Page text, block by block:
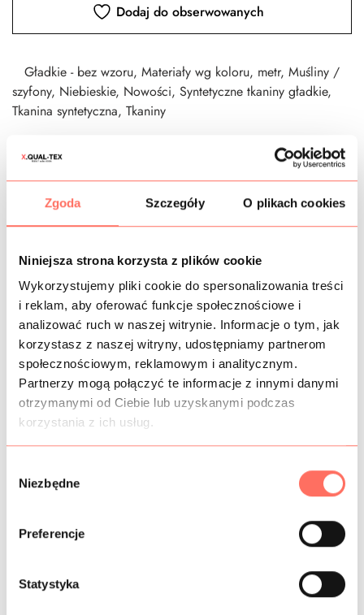
Zgoda Szczegóły O plikach cookies
Niniejsza strona korzysta z plików cookie
Wykorzystujemy pliki cookie do spersonalizowania treści
i reklam, aby oferować funkcje społecznościowe i
analizować ruch w naszej witrynie. Informacje o tym, jak
korzystasz z naszej witryny, udostępniamy partnerom
społecznościowym, reklamowym i analitycznym.
Partnerzy mogą połączyć te informacje z innymi danymi
otrzymanymi od Ciebie lub uzyskanymi podczas
korzystania z ich usług.
Niezbędne
Preferencje
Statystyka
Dodaj do obserwowanych
Gładkie - bez wzoru, Materiały wg koloru, metr, Muśliny /
szyfony, Niebieskie, Nowości, Syntetyczne tkaniny gładkie,
Tkanina syntetyczna, Tkaniny
CZAS DOSTAWY
OPIS
Włoska syntetyczna tkanina typu szyfon. Kolor błękitny.
Tkanina jest delikatna, transparentna, pięknie układająca
się.
Ta wyjątkowa tkanina syntetyczna dedykowana jest na:
suknie, sukienki, bluzki koszulowe, spódnice, chusty, parea.
Produkt wysokiej klasy. Pochodzenie Włochy.
INFORMACJE DODATKOWE